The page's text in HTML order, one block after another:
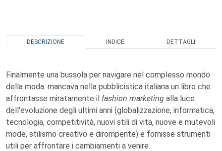
DESCRIZIONE INDICE DETTAGLI
Finalmente una bussola per navigare nel complesso mondo
della moda: mancava nella pubblicistica italiana un libro che
affrontasse miratamente il fashion marketing alla luce
dell'evoluzione degli ultimi anni (globalizzazione, informatica,
tecnologia, competitività, nuovi stili di vita, nuove e mutevoli
mode, stilismo creativo e dirompente) e fornisse strumenti
utili per affrontare i cambiamenti a venire.